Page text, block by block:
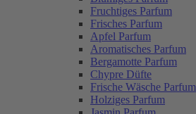
Fruchtiges Parfum
Frisches Parfum
Apfel Parfum
Aromatisches Parfum
Bergamotte Parfum
Chypre Düfte
Frische Wäsche Parfum
Holziges Parfum